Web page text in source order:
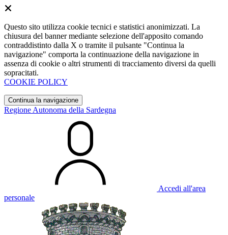
Questo sito utilizza cookie tecnici e statistici anonimizzati. La
chiusura del banner mediante selezione dell'apposito comando
contraddistinto dalla X o tramite il pulsante "Continua la
navigazione" comporta la continuazione della navigazione in
assenza di cookie o altri strumenti di tracciamento diversi da quelli
sopracitati.
COOKIE POLICY
Continua la navigazione
Regione Autonoma della Sardegna
Accedi all'area
personale